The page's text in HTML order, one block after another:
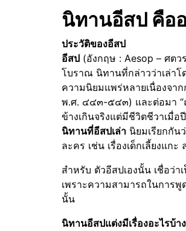
นิทานอีสป คือ
ประวัติของอีสป
อีสป (อังกฤษ : Aesop – ศต
โบราณ นิทานที่กล่าวว่าเล่าโ
ความนิยมแพร่หลายเนื่องจา
พ.ศ. ๔๔๓-๕๔๓) และต่อมา “ฌ
ข้างเกินจริงแต่มีชีวิตชีวาเมื่อ
นิทานที่อีสปเล่า นิยมเรียกกัน
ละคร เช่น เรื่องเด็กเลี้ยงแก
สำหรับ ตัวอีสปเองนั้น เชื่อว่
เพราะความสามารถในการ
นั้น
นิทานอีสปแต่งมีเรื่องอะไรบ้าง